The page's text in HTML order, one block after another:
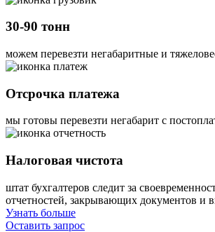
30-90 тонн
можем перевезти негабаритные и
Отсрочка платежа
мы готовы перевезти негабарит с
Налоговая чистота
штат бухгалтеров следит за
отчетностей, закрывающих документов и
Узнать больше
Оставить запрос